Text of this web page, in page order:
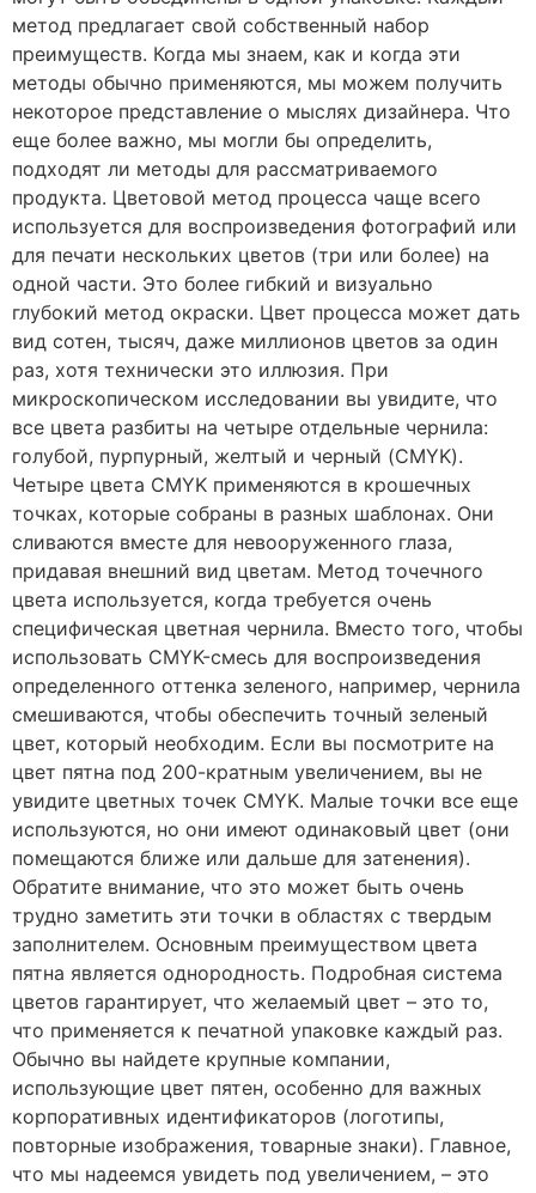
метод предлагает свой собственный набор
преимуществ. Когда мы знаем, как и когда эти
методы обычно применяются, мы можем получить
некоторое представление о мыслях дизайнера. Что
еще более важно, мы могли бы определить,
подходят ли методы для рассматриваемого
продукта. Цветовой метод процесса чаще всего
используется для воспроизведения фотографий или
для печати нескольких цветов (три или более) на
одной части. Это более гибкий и визуально
глубокий метод окраски. Цвет процесса может дать
вид сотен, тысяч, даже миллионов цветов за один
раз, хотя технически это иллюзия. При
микроскопическом исследовании вы увидите, что
все цвета разбиты на четыре отдельные чернила:
голубой, пурпурный, желтый и черный (CMYK).
Четыре цвета CMYK применяются в крошечных
точках, которые собраны в разных шаблонах. Они
сливаются вместе для невооруженного глаза,
придавая внешний вид цветам. Метод точечного
цвета используется, когда требуется очень
специфическая цветная чернила. Вместо того, чтобы
использовать CMYK-смесь для воспроизведения
определенного оттенка зеленого, например, чернила
смешиваются, чтобы обеспечить точный зеленый
цвет, который необходим. Если вы посмотрите на
цвет пятна под 200-кратным увеличением, вы не
увидите цветных точек CMYK. Малые точки все еще
используются, но они имеют одинаковый цвет (они
помещаются ближе или дальше для затенения).
Обратите внимание, что это может быть очень
трудно заметить эти точки в областях с твердым
заполнителем. Основным преимуществом цвета
пятна является однородность. Подробная система
цветов гарантирует, что желаемый цвет – это то,
что применяется к печатной упаковке каждый раз.
Обычно вы найдете крупные компании,
использующие цвет пятен, особенно для важных
корпоративных идентификаторов (логотипы,
повторные изображения, товарные знаки). Главное,
что мы надеемся увидеть под увеличением, – это